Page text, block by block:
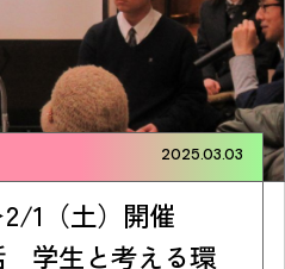
2025.03.03
2/1（土）開催
学生と考える環